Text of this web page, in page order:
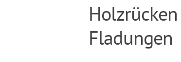
Fladungen